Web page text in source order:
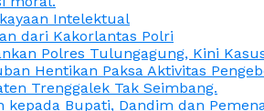
Intelektual
dari Kakorlantas Polri
Polres Tulungagung, Kini
Hentikan Paksa Aktivitas
Trenggalek Tak Seimbang.
kepada Bupati, Dandim dan